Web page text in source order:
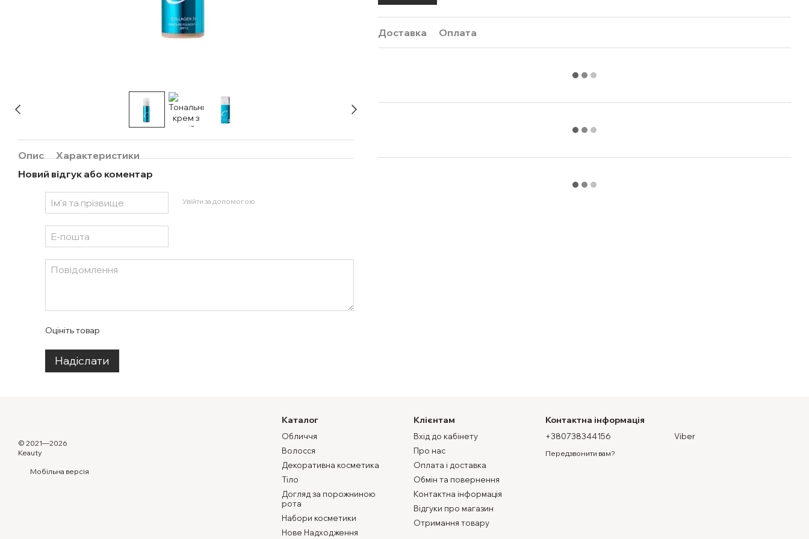
Опис
Характеристики
Новий відгук або коментар
Увійти за допомогою
Оцініть товар
Надіслати
Доставка Оплата
© 2021—2026
Keauty
Мобільна версія
Каталог
Обличчя
Волосся
Декоративна косметика
Тіло
Догляд за порожниною
рота
Набори косметики
Нове Надходження
Клієнтам
Вхід до кабінету
Про нас
Оплата і доставка
Обмін та повернення
Контактна інформація
Відгуки про магазин
Отримання товару
Контактна інформація
+380738344156
Передзвонити вам?
Viber